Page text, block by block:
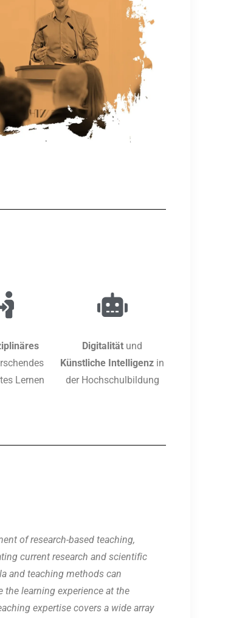
Lernen
Digitalität
Künstliche Intelligenz in
der Hochschulbildung​
of research-based teaching,
current research and scientific
and teaching methods can
the learning experience at the
expertise covers a wide array